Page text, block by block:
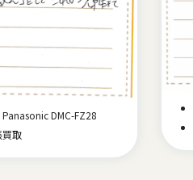
Panasonic DMC-FZ28
買取